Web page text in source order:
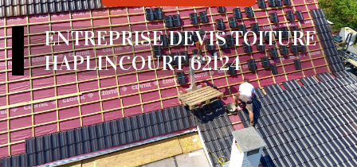
ENTREPRISE DEVIS TOITURE
HAPLINCOURT 62124